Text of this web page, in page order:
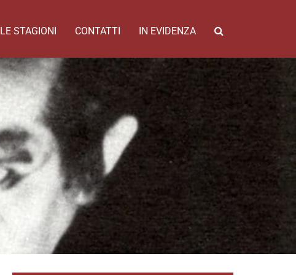
LE STAGIONI CONTATTI IN EVIDENZA